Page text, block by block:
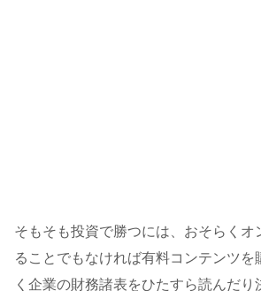
そもそも投資で勝つには、おそらくオ
ることでもなければ有料コンテンツを
く企業の財務諸表をひたすら読んだり